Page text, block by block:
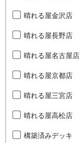
晴れる屋金沢店
晴れる屋長野店
晴れる屋名古屋店
晴れる屋京都店
晴れる屋三宮店
晴れる屋高松店
構築済みデッキ